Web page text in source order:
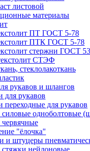
листовой
материалы
ПТ ГОСТ 5-78
ПТК ГОСТ 5-78
стержни ГОСТ
СТЭФ
стеклолакоткань
рукавов и шлангов
для рукавов
переходные для рукавов
одноболтовые
"ёлочка"
и штуцеры
нейлоновые